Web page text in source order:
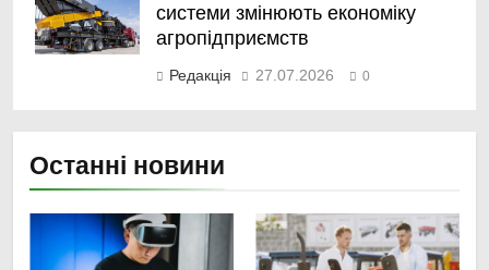
системи змінюють економіку
агропідприємств
Редакція 27.07.2026 0
Останні новини